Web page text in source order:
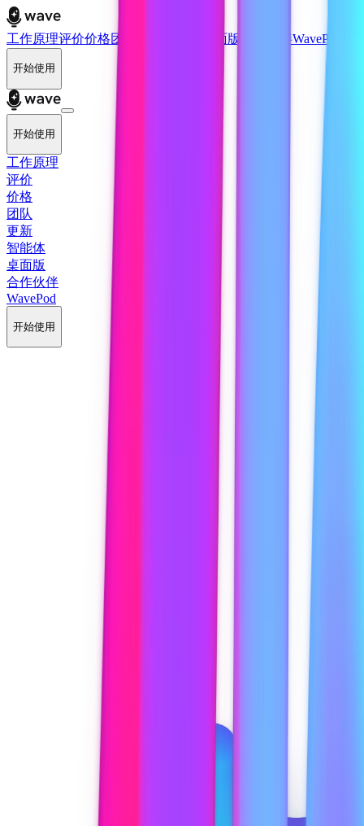
工作原理评价价格团队 桌面版 合作伙伴WavePod
开始使用
开始使用
工作原理
评价
价格
团队
更新
智能体
桌面版
合作伙伴
WavePod
开始使用